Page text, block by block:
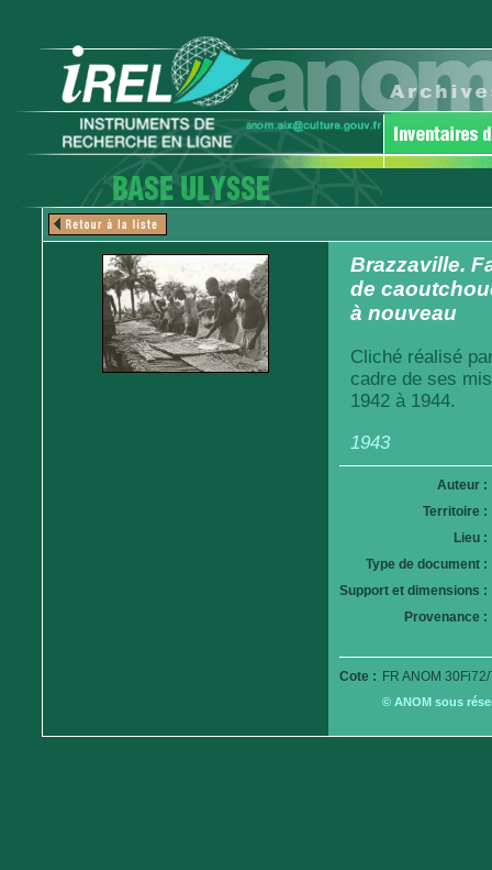
Brazzaville.
de
à nouveau
Cliché réalisé
cadre de ses
1942 à 1944.
1943
Auteur :
Territoire :
Lieu :
Type de document :
Support et dimensions :
Provenance :
Cote : FR ANOM
© ANOM sous